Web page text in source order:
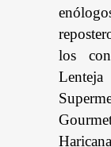
los